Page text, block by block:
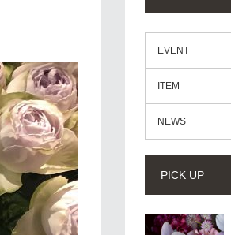
EVENT
ITEM
NEWS
PICK UP